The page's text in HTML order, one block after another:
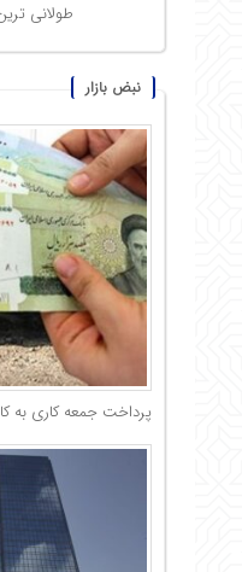
طولانی
نبض بازار
پرداخت جمعه کاری به